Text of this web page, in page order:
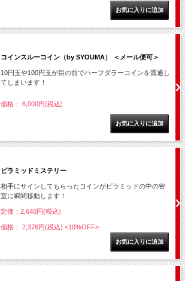
コインスルーコイン（by SYOUMA） ＜メール便可＞
10円玉や100円玉が目の前でハーフダラーコインを貫通し
てしまいます！
価格： 6,000円(税込)
ピラミッドミステリー
相手にサインしてもらったコインがピラミッドの中の密
室に瞬間移動します！
定価：2,640円(税込)
価格： 2,376円(税込) <10%OFF>